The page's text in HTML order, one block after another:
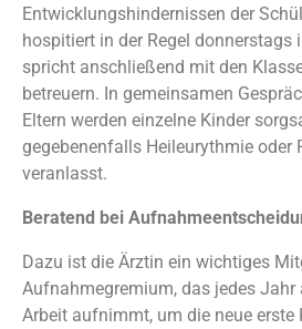
Entwicklungshindernissen der
hospitiert in der Regel donnerstags
spricht anschließend mit den
betreuern. In gemeinsamen
Eltern werden einzelne Kinder
gegebenenfalls Heileurythmie oder
veranlasst.
Beratend bei
Dazu ist die Ärztin ein wichtiges
Aufnahmegremium, das jedes Jahr
Arbeit aufnimmt, um die neue erste